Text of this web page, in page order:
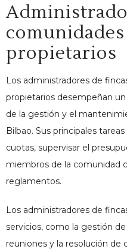
propietarios
Los administradores de
propietarios desempeñan
de la gestión y el
Bilbao. Sus principales
cuotas, supervisar el
miembros de la comunidad
reglamentos.
Los administradores de
servicios, como la gestión
reuniones y la resolución de